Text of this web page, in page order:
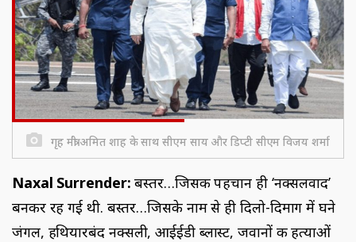
गृह मंत्री अमित शाह के साथ सीएम साय और डिप्टी सीएम विजय शर्मा
Naxal Surrender: बस्तर…जिसकी पहचान ही ‘नक्सलवाद’
बनकर रह गई थी. बस्तर…जिसके नाम से ही दिलो-दिमाग में घने
जंगल, हथियारबंद नक्सली, आईईडी ब्लास्ट, जवानों की हत्याओं